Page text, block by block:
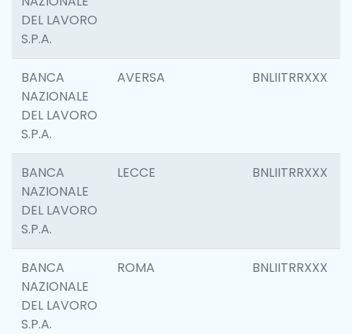
DEL LAVORO
S.P.A.
BANCA
NAZIONALE
DEL LAVORO
S.P.A.
AVERSA BNLIITRRXXX
BANCA
NAZIONALE
DEL LAVORO
S.P.A.
LECCE BNLIITRRXXX
BANCA
NAZIONALE
DEL LAVORO
S.P.A.
ROMA BNLIITRRXXX